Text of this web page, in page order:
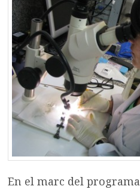
En el marc del programa